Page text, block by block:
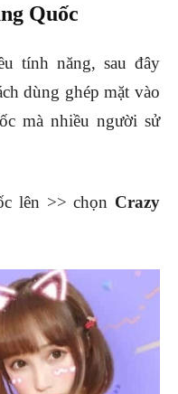
Quốc
tính năng, sau đây
dùng ghép mặt vào
mà nhiều người sử
lên >> chọn Crazy